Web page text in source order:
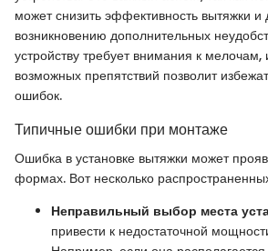
может снизить эффективность вытяжки и
возникновению дополнительных
устройству требует внимания к
возможных препятствий позволит
ошибок.
Типичные ошибки при монтаже
Ошибка в установке вытяжки может
формах. Вот несколько
Неправильный выбор места
привести к недостаточной